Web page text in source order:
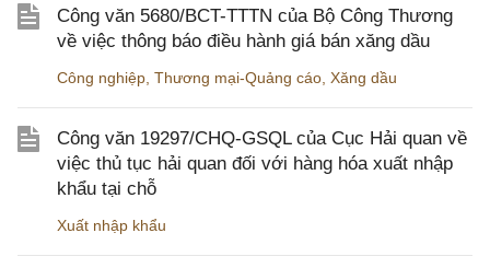
Công văn 5680/BCT-TTTN của Bộ Công Thương
về việc thông báo điều hành giá bán xăng dầu
Công nghiệp Thương mại-Quảng cáo Xăng dầu
Công văn 19297/CHQ-GSQL của Cục Hải quan về
việc thủ tục hải quan đối với hàng hóa xuất nhập
khẩu tại chỗ
Xuất nhập khẩu